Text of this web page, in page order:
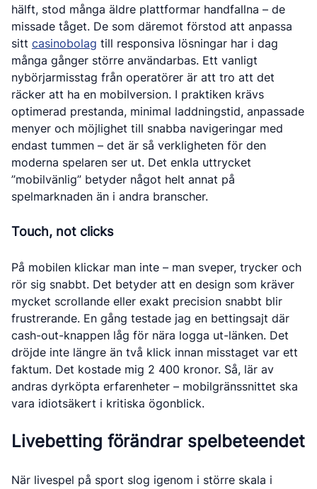
hälft, stod många äldre plattformar handfallna – de
missade tåget. De som däremot förstod att anpassa
sitt casinobolag till responsiva lösningar har i dag
många gånger större användarbas. Ett vanligt
nybörjarmisstag från operatörer är att tro att det
räcker att ha en mobilversion. I praktiken krävs
optimerad prestanda, minimal laddningstid, anpassade
menyer och möjlighet till snabba navigeringar med
endast tummen – det är så verkligheten för den
moderna spelaren ser ut. Det enkla uttrycket
”mobilvänlig” betyder något helt annat på
spelmarknaden än i andra branscher.
Touch, not clicks
På mobilen klickar man inte – man sveper, trycker och
rör sig snabbt. Det betyder att en design som kräver
mycket scrollande eller exakt precision snabbt blir
frustrerande. En gång testade jag en bettingsajt där
cash-out-knappen låg för nära logga ut-länken. Det
dröjde inte längre än två klick innan misstaget var ett
faktum. Det kostade mig 2 400 kronor. Så, lär av
andras dyrköpta erfarenheter – mobilgränssnittet ska
vara idiotsäkert i kritiska ögonblick.
Livebetting förändrar spelbeteendet
När livespel på sport slog igenom i större skala i